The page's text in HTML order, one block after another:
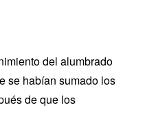
del alumbrado
se habían sumado los
de que los